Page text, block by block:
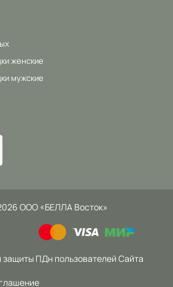
женские
мужские
ООО «БЕЛЛА Восток»
защиты ПДн пользователей Сайта